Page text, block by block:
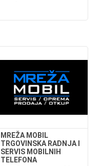
MREŽA MOBIL
TRGOVINSKA RADNJA I
SERVIS MOBILNIH
TELEFONA